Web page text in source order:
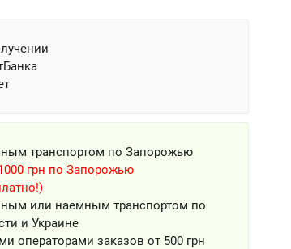
транспортом по Запорожью
грн по Запорожью
или наемным транспортом по
и Украине
операторами заказов от 500 грн